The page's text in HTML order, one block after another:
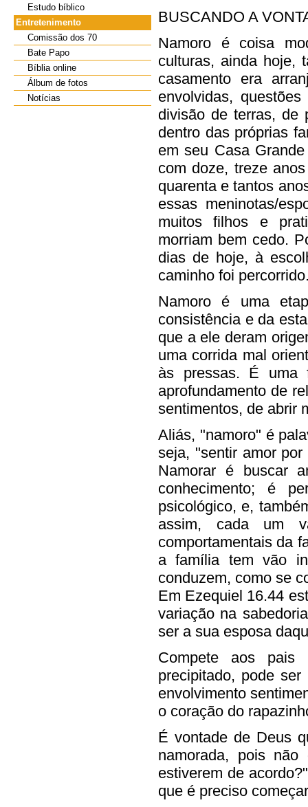
Estudo bíblico
Entretenimento
Comissão dos 70
Bate Papo
Bíblia online
Álbum de fotos
Notícias
BUSCANDO A
Namoro é coisa
culturas, ainda hoje,
casamento era
envolvidas,
divisão de terras, de
dentro das próprias
em seu Casa
com doze, treze
quarenta e tantos
essas meninotas/
muitos filhos e
morriam bem cedo.
dias de hoje, à
caminho foi
Namoro é uma
consistência e da
que a ele deram
uma corrida mal
às pressas. É uma
aprofundamento de
sentimentos, de abrir
Aliás, "namoro" é
seja, "sentir amor
Namorar é buscar
conhecimento; é
psicológico, e,
assim, cada um
comportamentais da
a família tem vão
conduzem, como se
Em Ezequiel 16.44
variação na
ser a sua esposa
Compete aos pais
precipitado, pode
envolvimento
o coração do
É vontade de Deus
namorada, pois
estiverem de
que é preciso